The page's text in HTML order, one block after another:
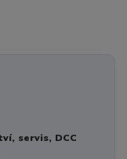
servis, DCC